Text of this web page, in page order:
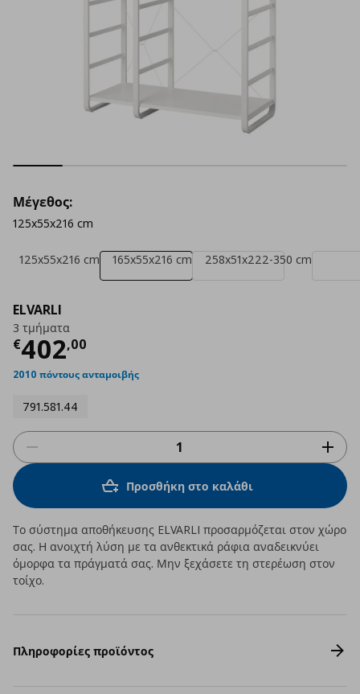
ELVARLI
3 τμήματα
€402,00
Τρέχουσα τιμή
2010 πόντους ανταμοιβής
791.581.44
Μέγεθος:
125x55x216 cm
125x55x216 cm 165x55x216 cm 258x51x222-350 cm
Προσθήκη στο καλάθι
Το σύστημα αποθήκευσης ELVARLI προσαρμόζεται στον χώρο
σας. Η ανοιχτή λύση με τα ανθεκτικά ράφια αναδεικνύει
όμορφα τα πράγματά σας. Μην ξεχάσετε τη στερέωση στον
τοίχο.
Πληροφορίες προϊόντος